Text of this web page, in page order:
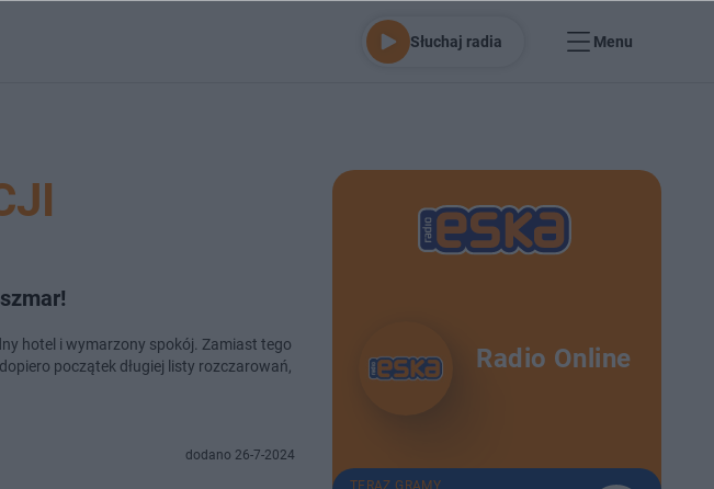
Słuchaj radia Menu
hotel i wymarzony spokój. Zamiast tego
początek długiej listy rozczarowań,
dodano 26-7-2024
Radio Online
TERAZ GRAMY